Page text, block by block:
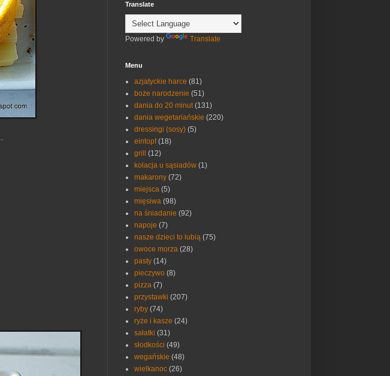
Translate
Powered by Translate
Menu
azjatyckie harce (81)
boże narodzenie (51)
dania do 20 minut (131)
dania wegetariańskie (220)
dressingi (sosy) (5)
eintopf (18)
grill
(12)
kolacja u sąsiadów (1)
makarony (72)
miejsca (5)
mięsiwa (98)
na śniadanie (92)
napoje (7)
nasze dzieci to lubią (75)
owoce morza (28)
pasty (14)
pieczywo (8)
pizza (7)
przystawki (207)
ryby (74)
ryże i kasze (24)
sałatki (31)
słodkości (49)
wegańskie (48)
wielkanoc (26)